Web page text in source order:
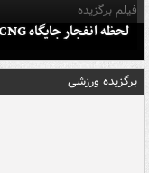
فیلم برگزیده
لحظه انفجار جایگاه CNG "صحنه" در دوربین مداربسته
برگزیده ورزشی